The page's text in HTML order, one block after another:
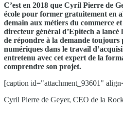
C’est en 2018 que Cyril Pierre de
école pour former gratuitement en
demain aux métiers du commerce
directeur général d’Epitech a lancé
de répondre à la demande toujours
numériques dans le travail
entretenu avec cet expert de la
comprendre son projet.
[caption id="attachment_93601"
Cyril Pierre de Geyer, CEO de la